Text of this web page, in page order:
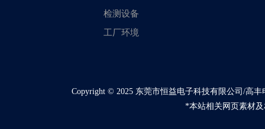
检测设备
工厂环境
Copyright © 2025 东莞市恒益电子科技有限公司/高
*本站相关网页素材